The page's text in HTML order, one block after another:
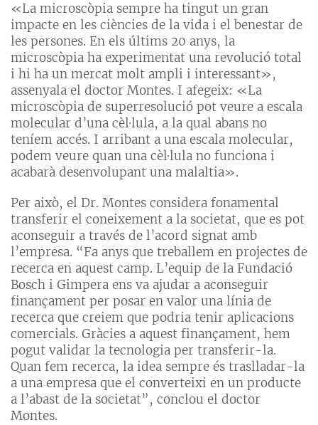
«La microscòpia sempre ha tingut un gran
impacte en les ciències de la vida i el benestar de
les persones. En els últims 20 anys, la
microscòpia ha experimentat una revolució total
i hi ha un mercat molt ampli i interessant»,
assenyala el doctor Montes. I afegeix: «La
microscòpia de superresolució pot veure a escala
molecular d’una cèl·lula, a la qual abans no
teníem accés. I arribant a una escala molecular,
podem veure quan una cèl·lula no funciona i
acabarà desenvolupant una malaltia».
Per això, el Dr. Montes considera fonamental
transferir el coneixement a la societat, que es pot
aconseguir a través de l’acord signat amb
l’empresa. “Fa anys que treballem en projectes de
recerca en aquest camp. L’equip de la Fundació
Bosch i Gimpera ens va ajudar a aconseguir
finançament per posar en valor una línia de
recerca que creiem que podria tenir aplicacions
comercials. Gràcies a aquest finançament, hem
pogut validar la tecnologia per transferir-la.
Quan fem recerca, la idea sempre és traslladar-la
a una empresa que el converteixi en un producte
a l’abast de la societat”, conclou el doctor
Montes.